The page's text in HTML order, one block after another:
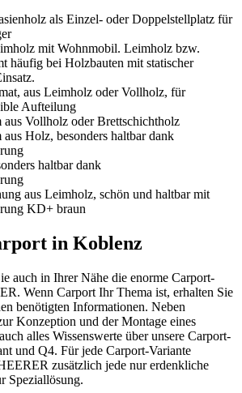
in Koblenz
auch in Ihrer Nähe die enorme Carport-
Wenn Carport Ihr Thema ist, erhalten Sie
benötigten Informationen. Neben
Konzeption und der Montage eines
alles Wissenswerte über unsere Carport-
und Q4. Für jede Carport-Variante
zusätzlich jede nur erdenkliche
Speziallösung.